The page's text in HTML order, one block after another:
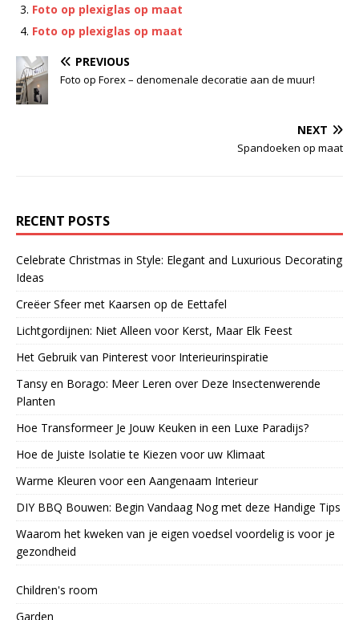
Foto op plexiglas op maat
Foto op plexiglas op maat
PREVIOUS
Foto op Forex – denomenale decoratie aan de muur!
NEXT
Spandoeken op maat
RECENT POSTS
Celebrate Christmas in Style: Elegant and Luxurious Decorating
Ideas
Creëer Sfeer met Kaarsen op de Eettafel
Lichtgordijnen: Niet Alleen voor Kerst, Maar Elk Feest
Het Gebruik van Pinterest voor Interieurinspiratie
Tansy en Borago: Meer Leren over Deze Insectenwerende
Planten
Hoe Transformeer Je Jouw Keuken in een Luxe Paradijs?
Hoe de Juiste Isolatie te Kiezen voor uw Klimaat
Warme Kleuren voor een Aangenaam Interieur
DIY BBQ Bouwen: Begin Vandaag Nog met deze Handige Tips
Waarom het kweken van je eigen voedsel voordelig is voor je
gezondheid
Children's room
Garden